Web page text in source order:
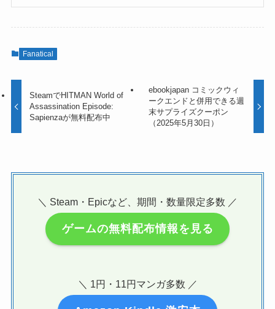
Fanatical
SteamでHITMAN World of
Assassination Episode:
Sapienzaが無料配布中
ebookjapan コミックウィ
ークエンドと併用できる週
末サプライズクーポン
（2025年5月30日）
＼ Steam・Epicなど、期間・数量限定多数 ／
ゲームの無料配布情報を見る
＼ 1円・11円マンガ多数 ／